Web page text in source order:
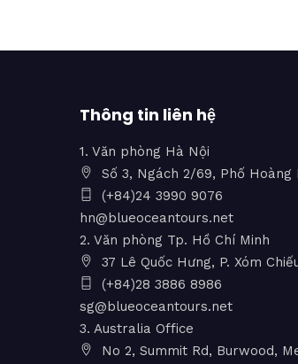
Thông tin liên hệ
1. Văn phòng Hà Nội
Số 3, Ngách 2/69, Phố Hoàng
(+84)24 3990 9076
hn@blueoceantours.net
2. Văn phòng Tp. Hồ Chí Minh
37 Lê Quốc Hưng, P. Xóm
(+84)28 3886 8986
sg@blueoceantours.net
3. Australia Office
No 2, Summit Rd, Burwood,